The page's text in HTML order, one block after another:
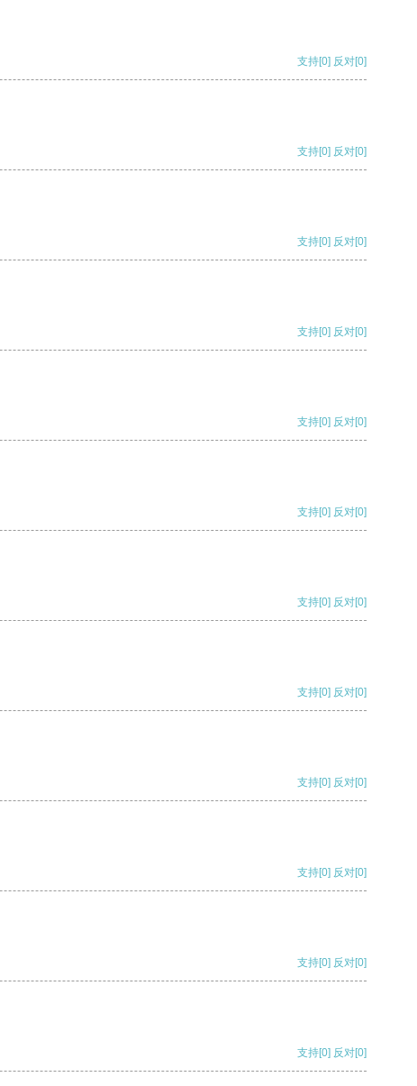
支持[0] 反对[0]
支持[0] 反对[0]
支持[0] 反对[0]
支持[0] 反对[0]
支持[0] 反对[0]
支持[0] 反对[0]
支持[0] 反对[0]
支持[0] 反对[0]
支持[0] 反对[0]
支持[0] 反对[0]
支持[0] 反对[0]
支持[0] 反对[0]